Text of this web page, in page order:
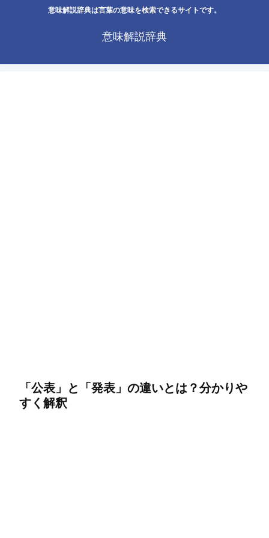
意味解説辞典は言葉の意味を検索できるサイトです。
意味解説辞典
「公表」と「発表」の違いとは？分かりや
すく解釈